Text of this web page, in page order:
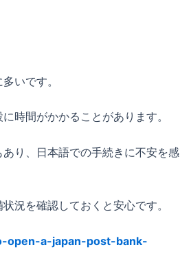
いです。
時間がかかることがあります。
り、日本語での手続きに不安を感
況を確認しておくと安心です。
open-a-japan-post-bank-